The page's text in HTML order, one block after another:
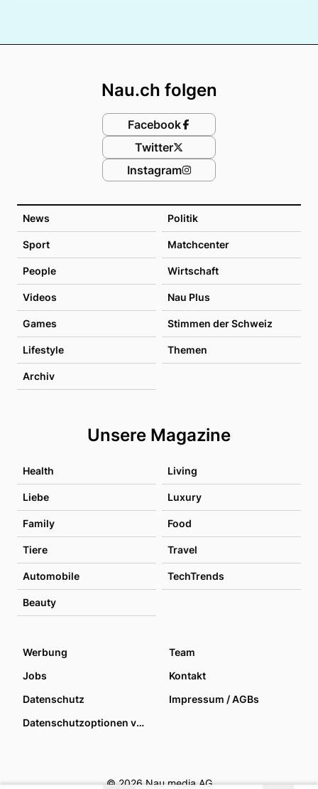
News Politik
Sport Matchcenter
People Wirtschaft
Videos Nau Plus
Games Stimmen der Schweiz
Lifestyle Themen
Archiv
Unsere Magazine
Health Living
Liebe Luxury
Family Food
Tiere Travel
Automobile TechTrends
Beauty
Nau.ch folgen
Facebook
Twitter
Instagram
Werbung
Team
Jobs
Kontakt
Datenschutz
Impressum / AGBs
Datenschutzoptionen verwalten
© 2026 Nau media AG